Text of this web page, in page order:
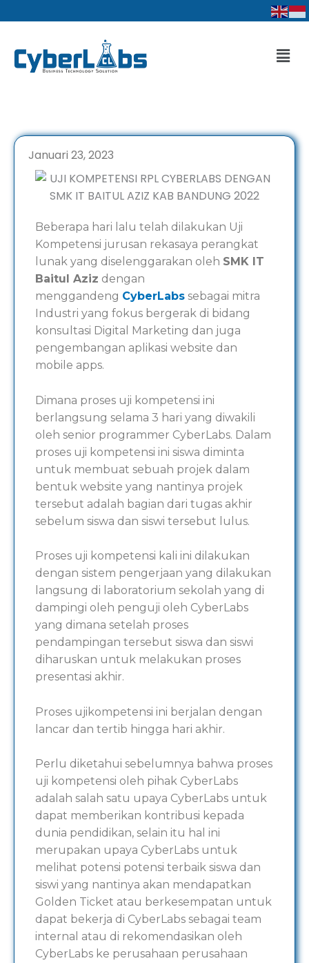
ke
Januari 23, 2023
Beberapa hari lalu telah dilakukan Uji
Kompetensi jurusan rekasaya perangkat
lunak yang diselenggarakan oleh SMK IT
Baitul Aziz dengan
menggandeng CyberLabs sebagai mitra
Industri yang fokus bergerak di bidang
konsultasi Digital Marketing dan juga
pengembangan aplikasi website dan
mobile apps.
Dimana proses uji kompetensi ini
berlangsung selama 3 hari yang diwakili
oleh senior programmer CyberLabs. Dalam
proses uji kompetensi ini siswa diminta
untuk membuat sebuah projek dalam
bentuk website yang nantinya projek
tersebut adalah bagian dari tugas akhir
sebelum siswa dan siswi tersebut lulus.
Proses uji kompetensi kali ini dilakukan
dengan sistem pengerjaan yang dilakukan
langsung di laboratorium sekolah yang di
dampingi oleh penguji oleh CyberLabs
yang dimana setelah proses
pendampingan tersebut siswa dan siswi
diharuskan untuk melakukan proses
presentasi akhir.
Proses ujikompetensi ini berjalan dengan
lancar dan tertib hingga hari akhir.
Perlu diketahui sebelumnya bahwa proses
uji kompetensi oleh pihak CyberLabs
adalah salah satu upaya CyberLabs untuk
dapat memberikan kontribusi kepada
dunia pendidikan, selain itu hal ini
merupakan upaya CyberLabs untuk
melihat potensi potensi terbaik siswa dan
siswi yang nantinya akan mendapatkan
Golden Ticket atau berkesempatan untuk
dapat bekerja di CyberLabs sebagai team
internal atau di rekomendasikan oleh
CyberLabs ke perusahaan perusahaan